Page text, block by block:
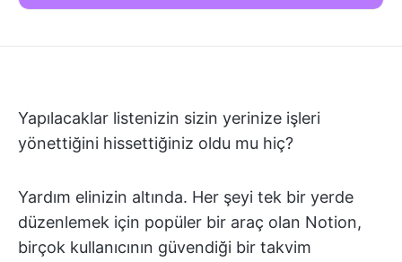
Yapılacaklar listenizin sizin yerinize işleri
yönettiğini hissettiğiniz oldu mu hiç?
Yardım elinizin altında. Her şeyi tek bir yerde
düzenlemek için popüler bir araç olan Notion,
birçok kullanıcının güvendiği bir takvim